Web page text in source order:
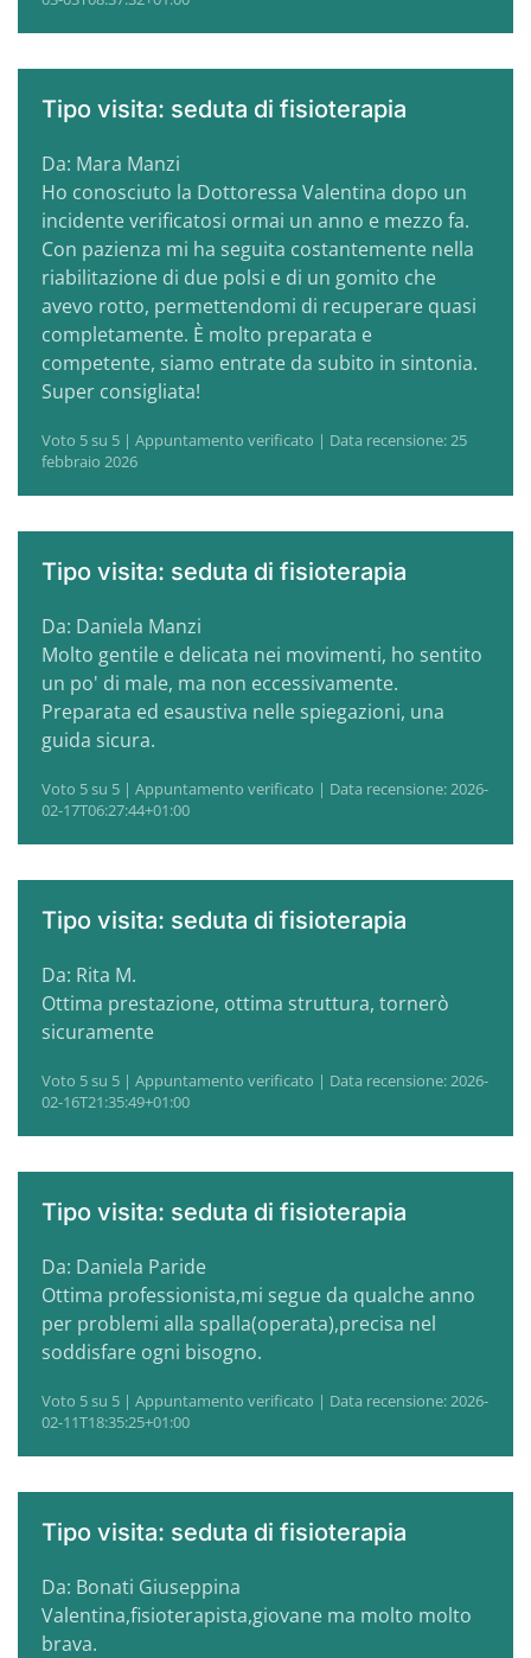
Tipo visita: seduta di fisioterapia
Da: Mara Manzi
Ho conosciuto la Dottoressa Valentina dopo un
incidente verificatosi ormai un anno e mezzo fa.
Con pazienza mi ha seguita costantemente nella
riabilitazione di due polsi e di un gomito che
avevo rotto, permettendomi di recuperare quasi
completamente. È molto preparata e
competente, siamo entrate da subito in sintonia.
Super consigliata!
Voto 5 su 5 | Appuntamento verificato | Data recensione: 25
febbraio 2026
Tipo visita: seduta di fisioterapia
Da: Daniela Manzi
Molto gentile e delicata nei movimenti, ho sentito
un po' di male, ma non eccessivamente.
Preparata ed esaustiva nelle spiegazioni, una
guida sicura.
Voto 5 su 5 | Appuntamento verificato | Data recensione: 2026-
02-17T06:27:44+01:00
Tipo visita: seduta di fisioterapia
Da: Rita M.
Ottima prestazione, ottima struttura, tornerò
sicuramente
Voto 5 su 5 | Appuntamento verificato | Data recensione: 2026-
02-16T21:35:49+01:00
Tipo visita: seduta di fisioterapia
Da: Daniela Paride
Ottima professionista,mi segue da qualche anno
per problemi alla spalla(operata),precisa nel
soddisfare ogni bisogno.
Voto 5 su 5 | Appuntamento verificato | Data recensione: 2026-
02-11T18:35:25+01:00
Tipo visita: seduta di fisioterapia
Da: Bonati Giuseppina
Valentina,fisioterapista,giovane ma molto molto
brava.